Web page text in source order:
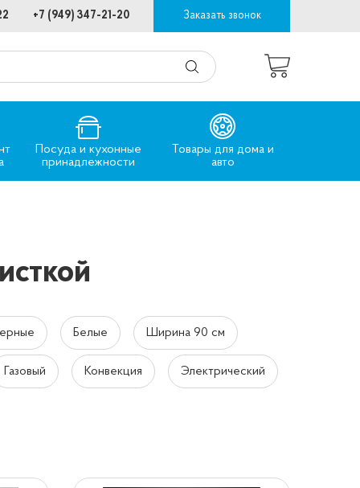
Заказать звонок
+7 (949) 347-21-20
Посуда и кухонные
принадлежности
Товары для дома и
авто
Белые Ширина 90 см
Газовый Конвекция Электрический